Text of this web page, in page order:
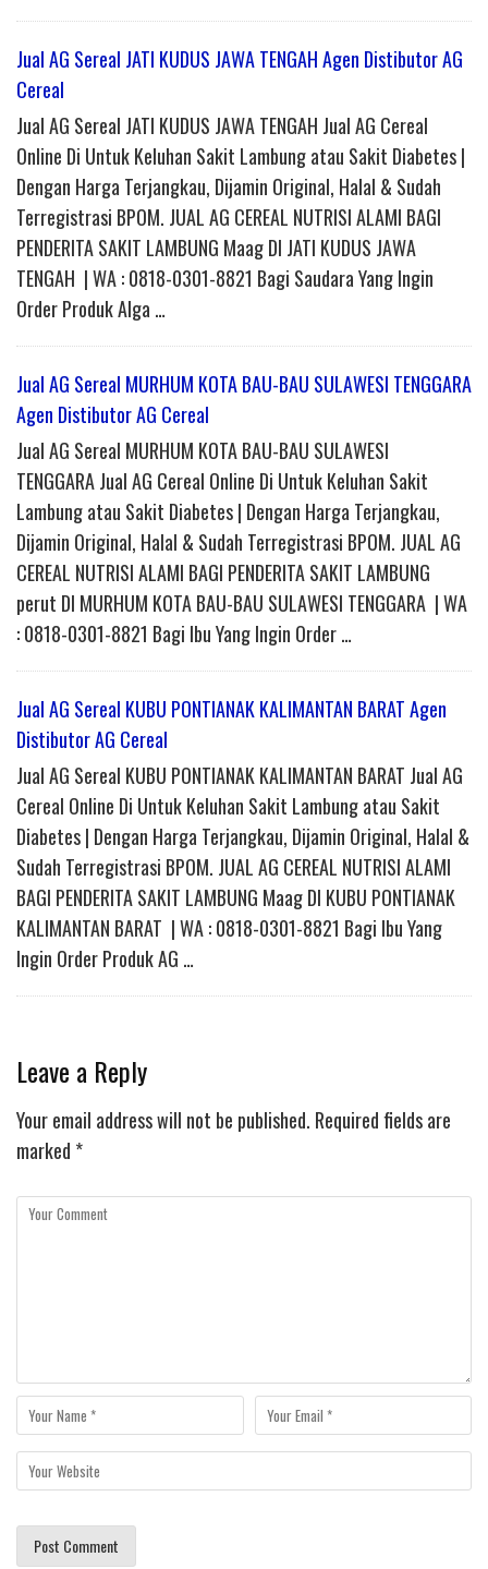
Jual AG Sereal JATI KUDUS JAWA TENGAH Agen Distibutor AG
Cereal
Jual AG Sereal JATI KUDUS JAWA TENGAH Jual AG Cereal
Online Di Untuk Keluhan Sakit Lambung atau Sakit Diabetes |
Dengan Harga Terjangkau, Dijamin Original, Halal & Sudah
Terregistrasi BPOM. JUAL AG CEREAL NUTRISI ALAMI BAGI
PENDERITA SAKIT LAMBUNG Maag DI JATI KUDUS JAWA
TENGAH | WA : 0818-0301-8821 Bagi Saudara Yang Ingin
Order Produk Alga …
Jual AG Sereal MURHUM KOTA BAU-BAU SULAWESI TENGGARA
Agen Distibutor AG Cereal
Jual AG Sereal MURHUM KOTA BAU-BAU SULAWESI
TENGGARA Jual AG Cereal Online Di Untuk Keluhan Sakit
Lambung atau Sakit Diabetes | Dengan Harga Terjangkau,
Dijamin Original, Halal & Sudah Terregistrasi BPOM. JUAL AG
CEREAL NUTRISI ALAMI BAGI PENDERITA SAKIT LAMBUNG
perut DI MURHUM KOTA BAU-BAU SULAWESI TENGGARA | WA
: 0818-0301-8821 Bagi Ibu Yang Ingin Order …
Jual AG Sereal KUBU PONTIANAK KALIMANTAN BARAT Agen
Distibutor AG Cereal
Jual AG Sereal KUBU PONTIANAK KALIMANTAN BARAT Jual AG
Cereal Online Di Untuk Keluhan Sakit Lambung atau Sakit
Diabetes | Dengan Harga Terjangkau, Dijamin Original, Halal &
Sudah Terregistrasi BPOM. JUAL AG CEREAL NUTRISI ALAMI
BAGI PENDERITA SAKIT LAMBUNG Maag DI KUBU PONTIANAK
KALIMANTAN BARAT | WA : 0818-0301-8821 Bagi Ibu Yang
Ingin Order Produk AG …
Leave a Reply
Your email address will not be published. Required fields are
marked *